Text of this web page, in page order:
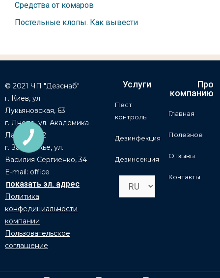
Средства от комаров
Постельные клопы. Как вывести
© 2021 ЧП "Дезснаб"
г. Киев, ул.
Лукьяновская, 63
г. Днепр, ул. Академика
Лазаряна, 2
г. Запорожье, ул.
Василия Сергиенко, 34
E-mail: office
Политика
конфедициальности
компании
Пользовательское
соглашение
Услуги
Пест
контроль
Дезинфекция
Дезинсекция
Про
компанию
Главная
Полезное
Отзывы
Контакты